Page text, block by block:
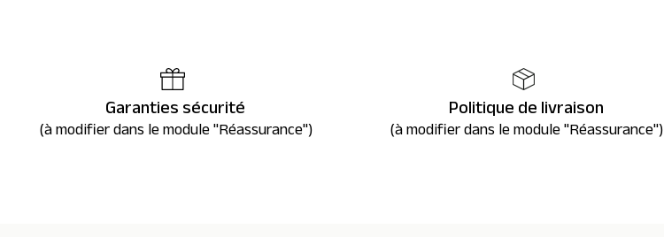
Garanties sécurité
(à modifier dans le module "Réassurance")
Politique de livraison
(à modifier dans le module "Réassurance")